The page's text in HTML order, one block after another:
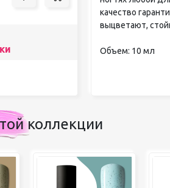
качество
выцветают,
Объем: 10 мл
коллекции